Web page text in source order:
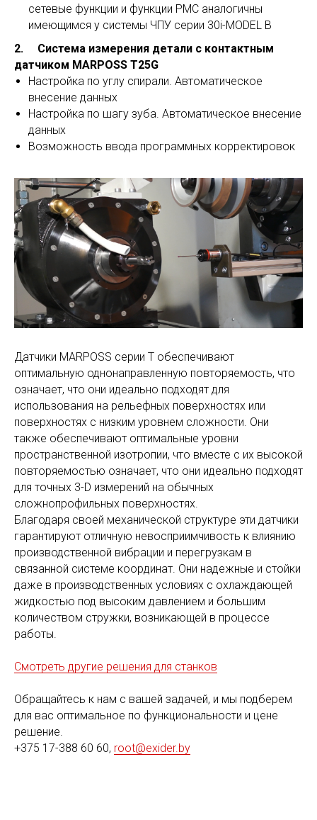
сетевые функции и функции PMC аналогичны
имеющимся у системы ЧПУ серии 30i-MODEL B
2. Система измерения детали с контактным
датчиком MARPOSS T25G
Настройка по углу спирали. Автоматическое
внесение данных
Настройка по шагу зуба. Автоматическое внесение
данных
Возможность ввода программных корректировок
Датчики MARPOSS серии Т обеспечивают
оптимальную однонаправленную повторяемость, что
означает, что они идеально подходят для
использования на рельефных поверхностях или
поверхностях с низким уровнем сложности. Они
также обеспечивают оптимальные уровни
пространственной изотропии, что вместе с их высокой
повторяемостью означает, что они идеально подходят
для точных 3-D измерений на обычных
сложнопрофильных поверхностях.
Благодаря своей механической структуре эти датчики
гарантируют отличную невосприимчивость к влиянию
производственной вибрации и перегрузкам в
связанной системе координат. Они надежные и стойки
даже в производственных условиях с охлаждающей
жидкостью под высоким давлением и большим
количеством стружки, возникающей в процессе
работы.
Смотреть другие решения для станков
Обращайтесь к нам с вашей задачей, и мы подберем
для вас оптимальное по функциональности и цене
решение.
+375 17-388 60 60, root@exider.by